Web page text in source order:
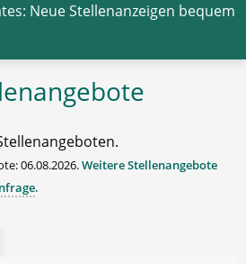
Neue Stellenanzeigen bequem
06.08.2026.Weitere Stellenangebote
.